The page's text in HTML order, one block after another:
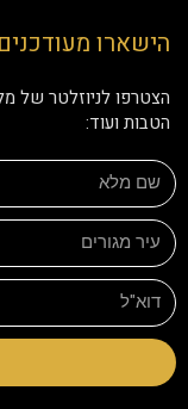
הישארו מעודכנים
הצטרפו לניוזלטר של
הטבות ועוד: